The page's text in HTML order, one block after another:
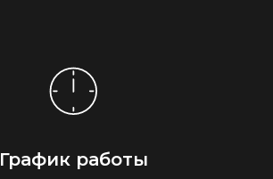
График работы